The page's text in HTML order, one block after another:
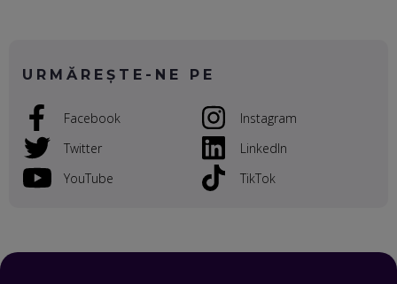
EP. 53
VOICU OPREAN (AROBS): CUM CONSTRUIEȘTI O COMPANIE
GLOBALĂ, FĂRĂ SĂ PIERZI LEGĂTURA CU COMUNITATEA
TA LOCALĂ - ȘI CE SĂ DAI ÎNAPOI
EP. 52
ROBERT GRAUR, FOMO: SPEAKERUL PE SCENĂ, INVITATUL
EP. 51
URMĂREȘTE-NE PE
Facebook
Twitter
YouTube
Instagram
LinkedIn
TikTok